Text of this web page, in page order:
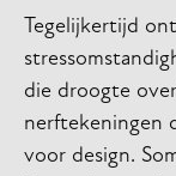
Tegelijkertijd
die droogte
nerftekeningen
voor design.